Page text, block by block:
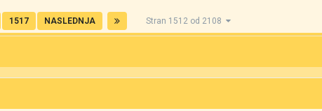
1517 NASLEDNJA Stran 1512 od 2108